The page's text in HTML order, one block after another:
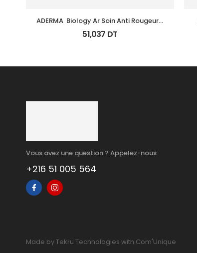
ADERMA  Biology Ar Soin Anti Rougeurs
Tb 40 Ml
51,037 DT
Vous avez une question ? Appelez-nous
+216 51 005 564
Made by Tekru Technologies with Com'Unique